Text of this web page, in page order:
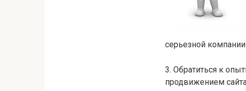
серьезной
3. Обратиться к
продвижением